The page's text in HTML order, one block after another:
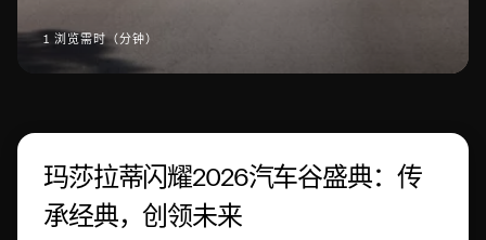
1 浏览需时（分钟）
玛莎拉蒂闪耀2026汽车谷盛典：传
承经典，创领未来